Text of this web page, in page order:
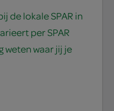
de lokale SPAR in
per SPAR
weten waar jij je